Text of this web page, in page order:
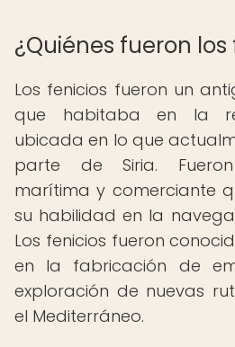
¿Quiénes fueron los
Los fenicios fueron un
que habitaba en la
ubicada en lo que
parte de Siria.
marítima y comerciante
su habilidad en la
Los fenicios fueron
en la fabricación de
exploración de nuevas
el Mediterráneo.